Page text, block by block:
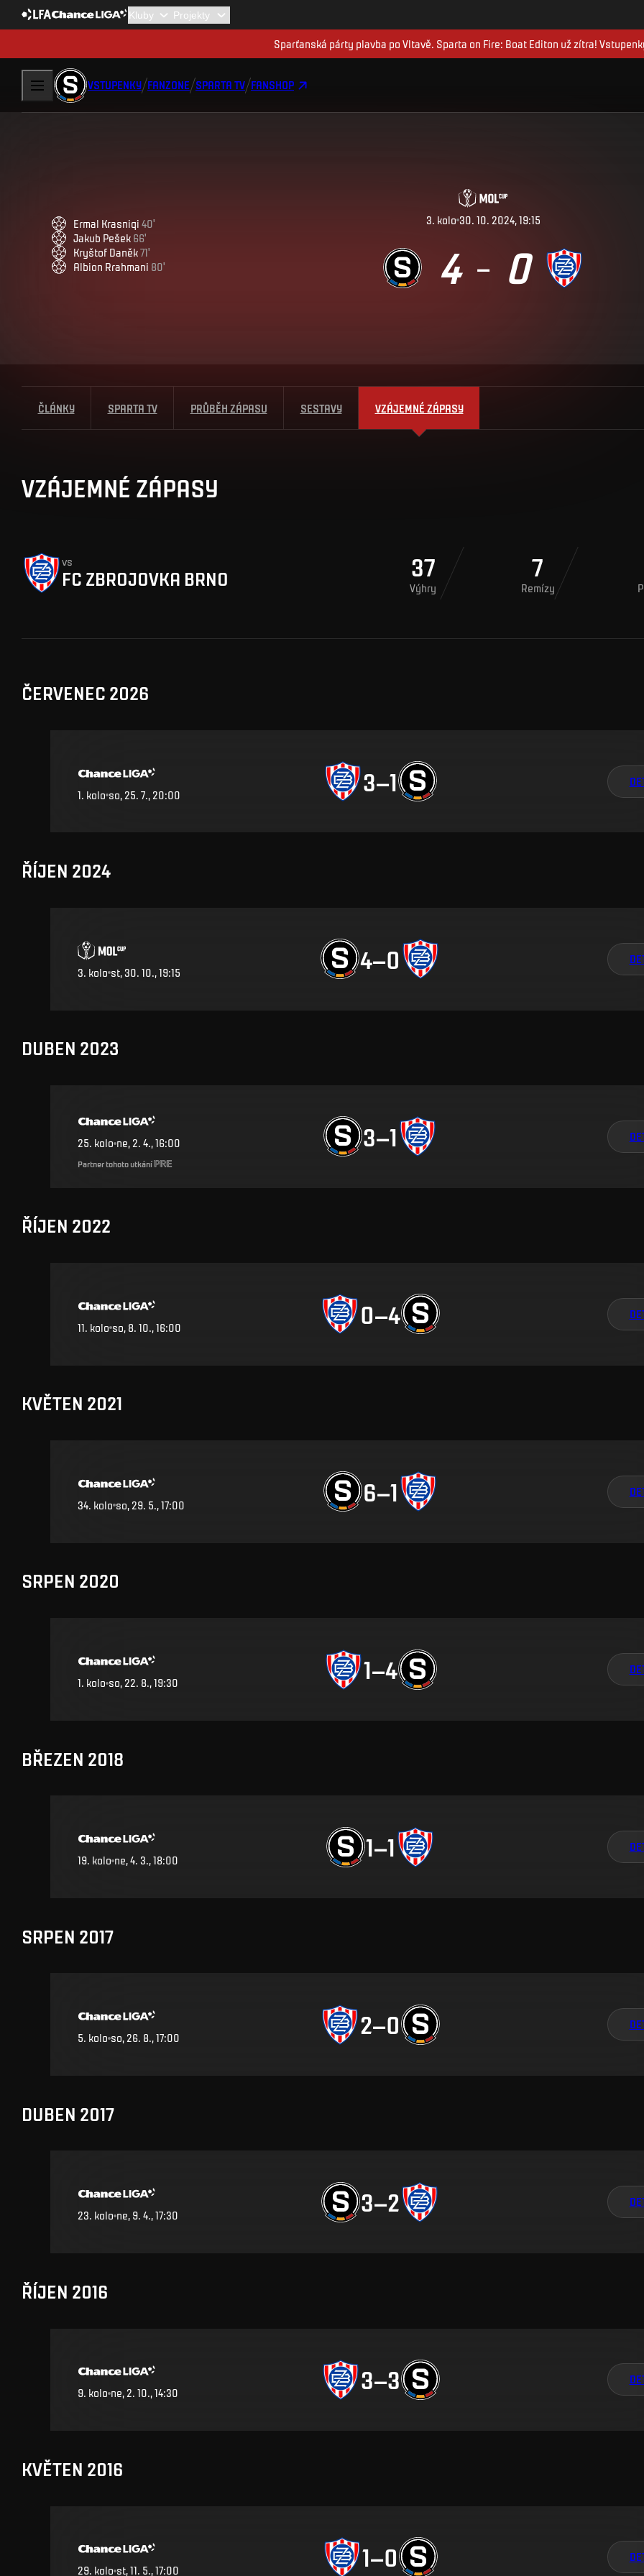
Sparťanská párty plavba po Vltavě. Sparta on Fire: Boat Editon už zítra!
VSTUPENKY FANZONE SPARTA TV FANSHOP
Ermal Krasniqi 40'
Jakub Pešek 66'
Kryštof Daněk71'
Albion Rrahmani 80'
3 kolo 30. 10. 2024, 19:15
4 – 0
ČLÁNKY SPARTA TV PRŮBĚH ZÁPASU SESTAVY VZÁJEMNÉ ZÁPASY
VZÁJEMNÉ ZÁPASY
vs
FC ZBROJOVKA BRNO 37
Výhry
7
Remízy
ČERVENEC 2026
1. kolo so, 25. 7., 20:00 3–1
ŘÍJEN 2024
3. kolo st, 30. 10., 19:15 4–0
DUBEN 2023
25. kolo ne, 2. 4., 16:00 3–1
Partner tohoto utkání
ŘÍJEN 2022
11. kolo so, 8. 10., 16:00 0–4
KVĚTEN 2021
34. kolo so, 29. 5., 17:00 6–1
SRPEN 2020
1. kolo so, 22. 8., 19:30 1–4
BŘEZEN 2018
19. kolo ne, 4. 3., 18:00 1–1
SRPEN 2017
5. kolo so, 26. 8., 17:00 2–0
DUBEN 2017
23. kolo ne, 9. 4., 17:30 3–2
ŘÍJEN 2016
9. kolo ne, 2. 10., 14:30 3–3
KVĚTEN 2016
29. kolo st, 11. 5., 17:00 1–0